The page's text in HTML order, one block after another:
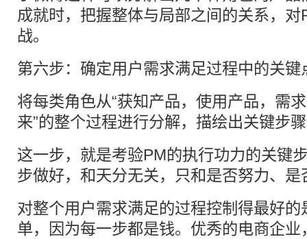
成就时，把握整体与局部之间的关系，
战。
第六步：确定用户需求满足过程中的关键
将每类角色从“获知产品，使用产品，需
来”的整个过程进行分解，描绘出关键步
这一步，就是考验PM的执行功力的关键
步做好，和天分无关，只和是否努力、是
对整个用户需求满足的过程控制得最好
单，因为每一步都是钱。优秀的电商企